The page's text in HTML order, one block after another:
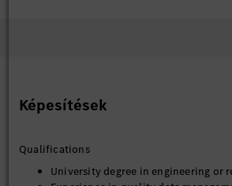
Képesítések
Qualifications
University degree in engineering or